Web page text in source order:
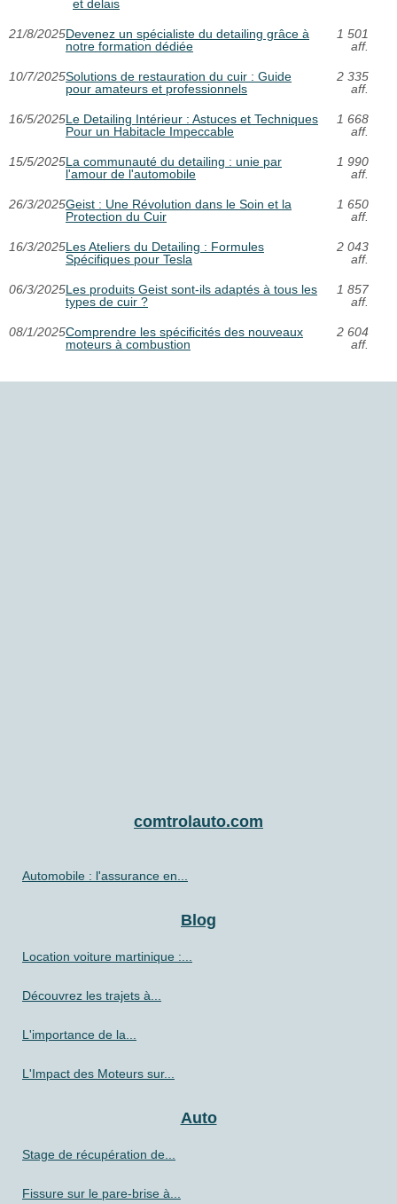
et delais
21/8/2025Devenez un spécialiste du detailing grâce à
notre formation dédiée
1 501
aff.
10/7/2025Solutions de restauration du cuir : Guide
pour amateurs et professionnels
2 335
aff.
16/5/2025Le Detailing Intérieur : Astuces et Techniques
Pour un Habitacle Impeccable
1 668
aff.
15/5/2025La communauté du detailing : unie par
l'amour de l'automobile
1 990
aff.
26/3/2025Geist : Une Révolution dans le Soin et la
Protection du Cuir
1 650
aff.
16/3/2025Les Ateliers du Detailing : Formules
Spécifiques pour Tesla
2 043
aff.
06/3/2025Les produits Geist sont-ils adaptés à tous les
types de cuir ?
1 857
aff.
08/1/2025Comprendre les spécificités des nouveaux
moteurs à combustion
2 604
aff.
comtrolauto.com
Automobile : l'assurance en...
Blog
Location voiture martinique :...
Découvrez les trajets à...
L'importance de la...
L'Impact des Moteurs sur...
Auto
Stage de récupération de...
Fissure sur le pare-brise à...